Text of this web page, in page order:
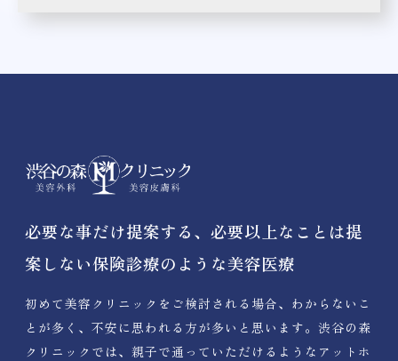
必要な事だけ提案する、必要以上なことは提
案しない保険診療のような美容医療
初めて美容クリニックをご検討される場合、わからないこ
とが多く、不安に思われる方が多いと思います。渋谷の森
クリニックでは、親子で通っていただけるようなアットホ